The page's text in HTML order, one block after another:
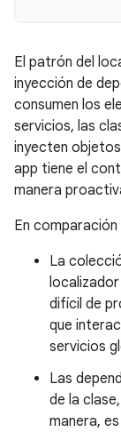
El patrón del
inyección de
consumen los
servicios, las
inyecten
app tiene el
manera
En
La
difícil de
que
servicios
Las
de la
manera,